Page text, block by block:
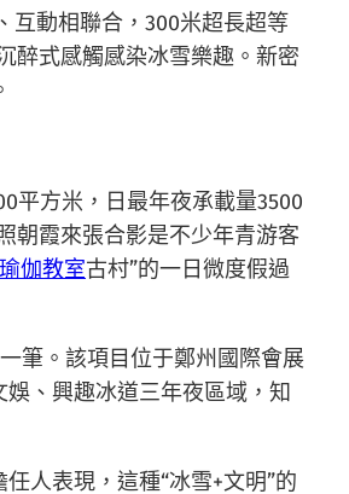
互動相聯合，300米超長超等
醉式感觸感染冰雪樂趣。新密
平方米，日最年夜承載量3500
朝霞來張合影是不少年青游客
瑜伽教室古村”的一日微度假過
筆。該項目位于鄭州國際會展
、興趣冰道三年夜區域，知
人表現，這種“冰雪+文明”的